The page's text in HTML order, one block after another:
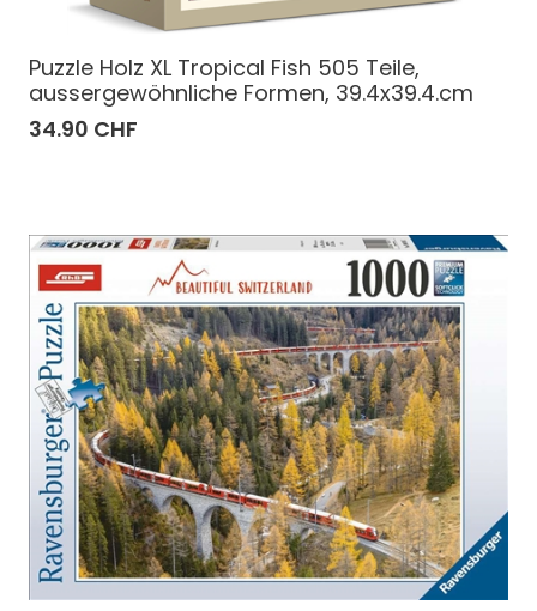
Puzzle Holz XL Tropical Fish 505 Teile,
aussergewöhnliche Formen, 39.4x39.4.cm
34.90 CHF